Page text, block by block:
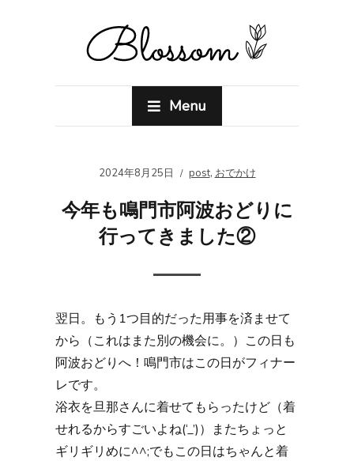
Menu
2024年8月25日 post, おでかけ
今年も鳴門市阿波おどりに
行ってきました②
翌日。もう1つ目的だった用事を済ませて
から（これはまた別の機会に。）この日も
阿波おどりへ！鳴門市はこの日がフィナー
レです。
浴衣を旦那さんに着せてもらったけど（着
せれるからすごいよね(‘_’)）またちょっと
ギリギリめに^^;でもこの日はちゃんと着